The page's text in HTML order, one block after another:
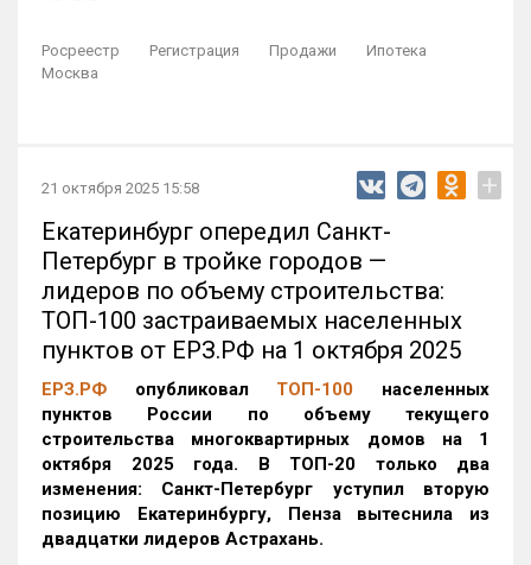
Росреестр Регистрация Продажи
Ипотека
Москва
21 октября 2025 15:58 +
Екатеринбург опередил Санкт-
Петербург в тройке городов —
лидеров по объему строительства:
ТОП-100 застраиваемых населенных
пунктов от ЕРЗ.РФ на 1 октября 2025
ЕРЗ.РФ опубликовал ТОП-100 населенных
пунктов России по объему текущего
строительства многоквартирных домов на 1
октября 2025 года. В ТОП-20 только два
изменения: Санкт-Петербург уступил вторую
позицию Екатеринбургу, Пенза вытеснила из
двадцатки лидеров Астрахань.